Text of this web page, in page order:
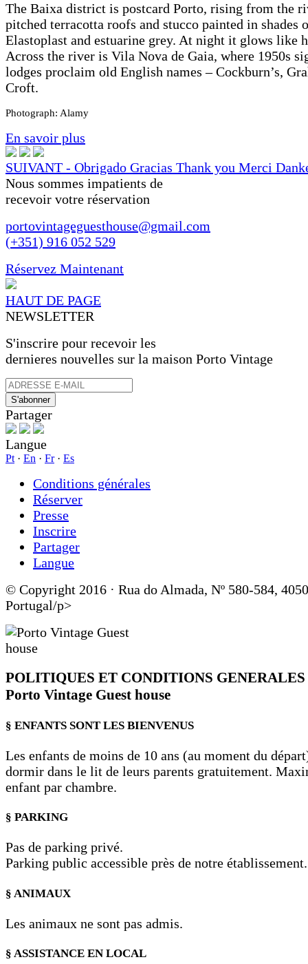
The Baixa district is postcard Porto, rising from the
pitched terracotta roofs and stucco painted in shades
Elastoplast and estuarine grey. At night it glows like
Across the river is Vila Nova de Gaia, where 1950s
lodges proclaim old English names – Cockburn’s,
Croft.
Photograph: Alamy
En savoir plus
SUIVANT - Obrigado Gracias Thank you Merci
Nous sommes impatients de
recevoir votre réservation
portovintageguesthouse@gmail.com
(+351) 916 052 529
Réservez Maintenant
HAUT DE PAGE
NEWSLETTER
S'inscrire pour recevoir les
dernieres nouvelles sur la maison Porto Vintage
Partager
Langue
Pt · En · Fr· Es
Conditions générales
Réserver
Presse
Inscrire
Partager
Langue
© Copyright 2016 · Rua do Almada, Nº 580-584,
Portugal/p>
POLITIQUES ET CONDITIONS GENERALES
Porto Vintage Guest house
§ ENFANTS SONT LES BIENVENUS
Les enfants de moins de 10 ans (au moment du
dormir dans le lit de leurs parents gratuitement.
enfant par chambre.
§ PARKING
Pas de parking privé.
Parking public accessible près de notre établissement.
§ ANIMAUX
Les animaux ne sont pas admis.
§ ASSISTANCE EN LOCAL